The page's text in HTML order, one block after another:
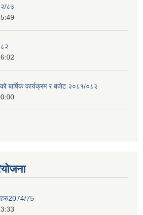
८३
बार्षिक कार्यक्रम र बजेट २०८१/०८२
75